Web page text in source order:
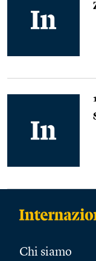
Chi siamo